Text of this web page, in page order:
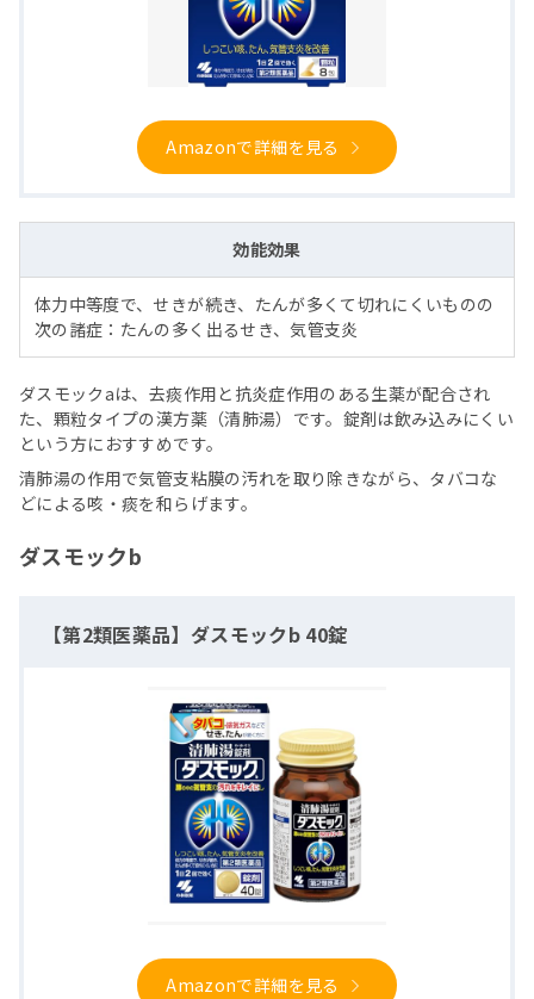
Amazonで詳細を見る
効能効果
体力中等度で、せきが続き、たんが多くて切れにくいものの
次の諸症：たんの多く出るせき、気管支炎
ダスモックaは、去痰作用と抗炎症作用のある生薬が配合され
た、顆粒タイプの漢方薬（清肺湯）です。錠剤は飲み込みにくい
という方におすすめです。
清肺湯の作用で気管支粘膜の汚れを取り除きながら、タバコな
どによる咳・痰を和らげます。
ダスモックb
【第2類医薬品】ダスモックb 40錠
Amazonで詳細を見る